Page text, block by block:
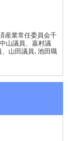
産業常任委員会千
山議員、嘉村議
山田議員､池田職